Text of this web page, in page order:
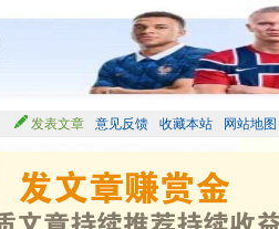
发表文章 意见反馈 收藏本站 网站地图